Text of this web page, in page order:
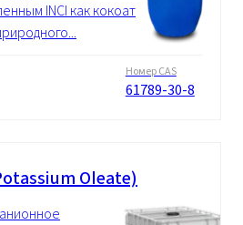
INCI как кокоат
Номер CAS
61789-30-8
Oleate)